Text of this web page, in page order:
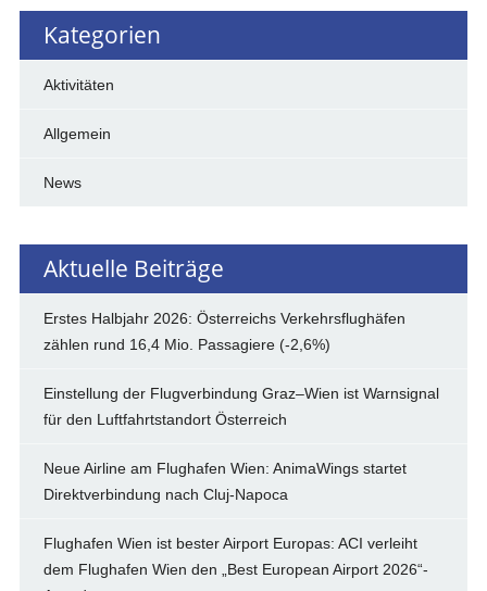
Kategorien
Aktivitäten
Allgemein
News
Aktuelle Beiträge
Erstes Halbjahr 2026: Österreichs Verkehrsflughäfen
zählen rund 16,4 Mio. Passagiere (-2,6%)
Einstellung der Flugverbindung Graz–Wien ist Warnsignal
für den Luftfahrtstandort Österreich
Neue Airline am Flughafen Wien: AnimaWings startet
Direktverbindung nach Cluj-Napoca
Flughafen Wien ist bester Airport Europas: ACI verleiht
dem Flughafen Wien den „Best European Airport 2026“-